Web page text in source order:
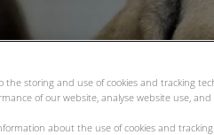
the storing and use of cookies and tracking
of our website, analyse website use,
about the use of cookies and